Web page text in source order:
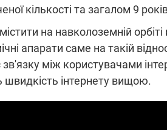
кількості та загалом 9
на навколоземній орбіті
апарати саме на такій
між користувачами
інтернету вищою.
08.09.2025 12:09
"Машинерію війни" та
Dodge Challenger
14.11.2025 17:15
"Око та щит": дрони,